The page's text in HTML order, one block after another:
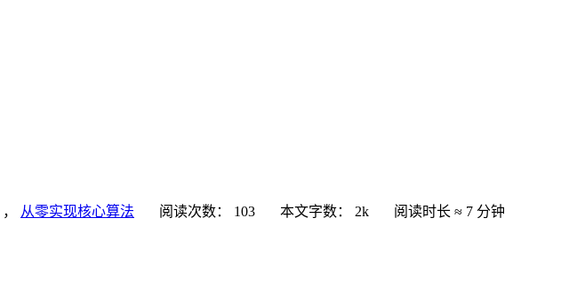
， 从零实现核心算法 阅读次数： 103 本文字数： 2k 阅读时长 ≈ 7 分钟